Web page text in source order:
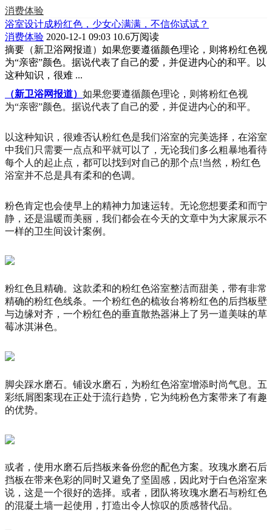
消费体验
浴室设计成粉红色，少女心满满，不信你试试？
消费体验 2020-12-1 09:03 10.6万阅读
摘要 （新卫浴网报道）如果您要遵循颜色理论，则将粉红色视
为“亲密”颜色。据说代表了自己的爱，并促进内心的和平。以
这种知识，很难 ...
（新卫浴网报道） 如果您要遵循颜色理论，则将粉红色视
为“亲密”颜色。据说代表了自己的爱，并促进内心的和平。
以这种知识，很难否认粉红色是我们浴室的完美选择，在浴室
中我们只需要一点点和平就可以了，无论我们多么粗暴地看待
每个人的起止点，都可以找到对自己的那个点!当然，粉红色
浴室并不总是具有柔和的色调。
粉色肯定也会使早上的精神力加速运转。无论您想要柔和而宁
静，还是温暖而美丽，我们都会在今天的文章中为大家展示不
一样的卫生间设计案例。
粉红色且精确。 这款柔和的粉红色浴室整洁而甜美，带有非常
精确的粉红色线条。 一个粉红色的梳妆台将粉红色的后挡板壁
与边缘对齐，一个粉红色的垂直散热器淋上了另一道美味的草
莓冰淇淋色。
脚尖踩水磨石。 铺设水磨石，为粉红色浴室增添时尚气息。 五
彩纸屑图案现在正处于流行趋势，它为纯粉色方案带来了有趣
的优势。
或者，使用水磨石后挡板来备份您的配色方案。 玫瑰水磨石后
挡板在带来色彩的同时又避免了坚固感，因此对于白色浴室来
说，这是一个很好的选择。 或者，团队将玫瑰水磨石与粉红色
的混凝土墙一起使用，打造出令人惊叹的质感替代品。